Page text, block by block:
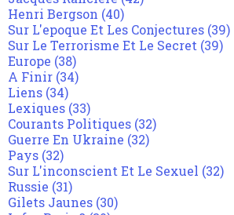
Henri Bergson (40)
Sur L'epoque Et Les Conjectures (39)
Sur Le Terrorisme Et Le Secret (39)
Europe (38)
A Finir (34)
Liens (34)
Lexiques (33)
Courants Politiques (32)
Guerre En Ukraine (32)
Pays (32)
Sur L'inconscient Et Le Sexuel (32)
Russie (31)
Gilets Jaunes (30)